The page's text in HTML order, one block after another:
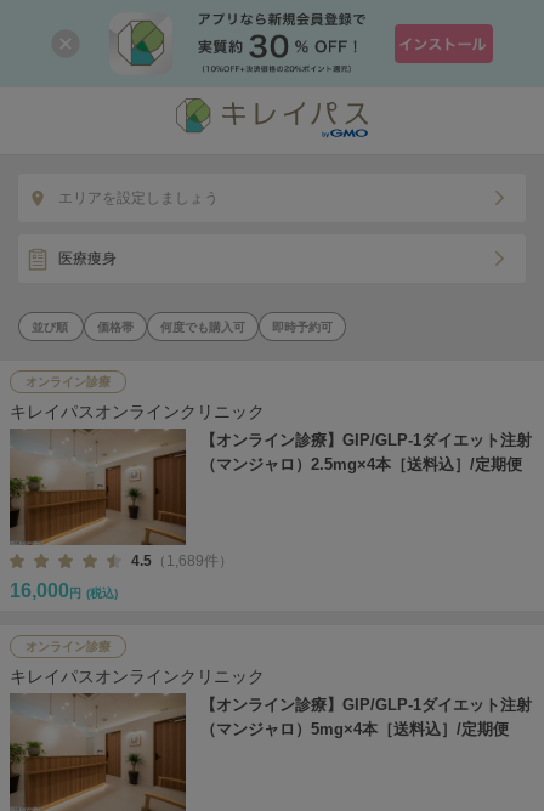
エリアを設定しましょう
医療痩身
価格帯 何度でも購入可 即時予約可
オンライン診療
キレイパスオンラインクリニック
【オンライン診療】GIP/GLP-1ダイエット注射
（マンジャロ）2.5mg×4本［送料込］/定期便
4.5 （1,689件）
16,000 円 (税込)
オンライン診療
キレイパスオンラインクリニック
【オンライン診療】GIP/GLP-1ダイエット注射
（マンジャロ）5mg×4本［送料込］/定期便